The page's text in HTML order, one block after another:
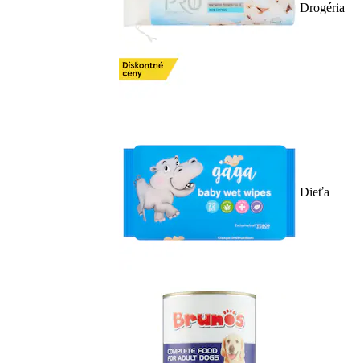
Drogéria
Dieťa